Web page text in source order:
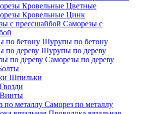
Кровельные Цветные
Кровельные Цинк
Саморезы с
Шурупы по бетону
Шурупы по дереву
Саморезы по дереву
Шпильки
Гвозди
Винты
Саморез по металлу